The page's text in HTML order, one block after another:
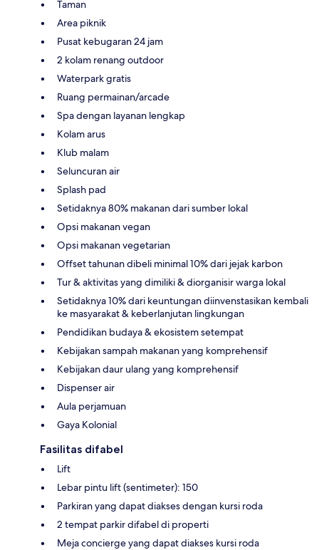
Taman
Area piknik
Pusat kebugaran 24 jam
2 kolam renang outdoor
Waterpark gratis
Ruang permainan/arcade
Spa dengan layanan lengkap
Kolam arus
Klub malam
Seluncuran air
Splash pad
Setidaknya 80% makanan dari sumber lokal
Opsi makanan vegan
Opsi makanan vegetarian
Offset tahunan dibeli minimal 10% dari jejak karbon
Tur & aktivitas yang dimiliki & diorganisir warga lokal
Setidaknya 10% dari keuntungan diinvenstasikan kembali
ke masyarakat & keberlanjutan lingkungan
Pendidikan budaya & ekosistem setempat
Kebijakan sampah makanan yang komprehensif
Kebijakan daur ulang yang komprehensif
Dispenser air
Aula perjamuan
Gaya Kolonial
Fasilitas difabel
Lift
Lebar pintu lift (sentimeter): 150
Parkiran yang dapat diakses dengan kursi roda
2 tempat parkir difabel di properti
Meja concierge yang dapat diakses kursi roda